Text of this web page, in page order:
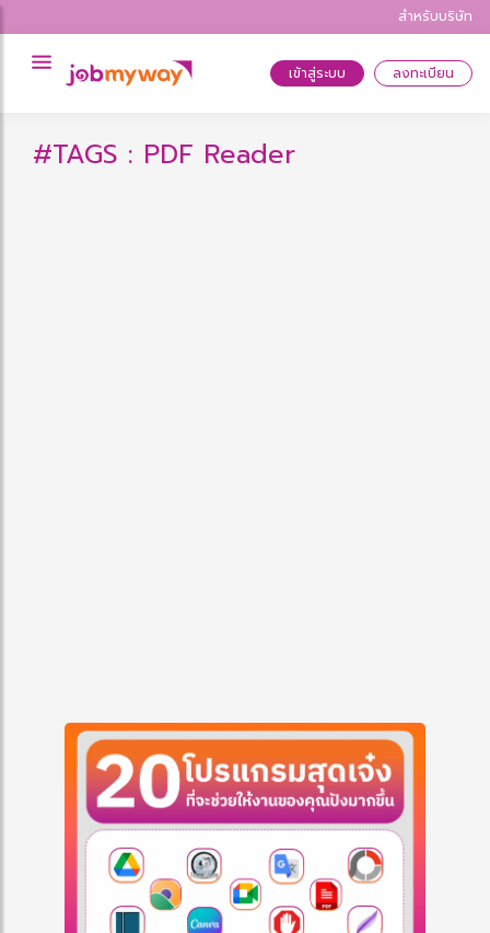
สำหรับบริษัท
เข้าสู่ระบบ ลงทะเบียน
#TAGS : PDF Reader